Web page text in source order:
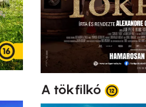
A tökfilkó